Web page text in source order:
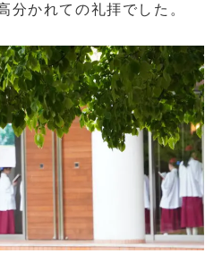
閉じる
分かれての礼拝でした。